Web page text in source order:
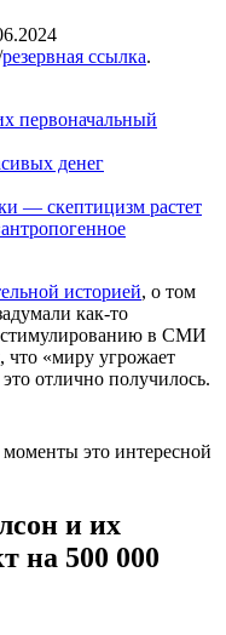
резервная ссылка.
первоначальный
денег
— скептицизм растет
историей, о том
как-то
в СМИ
что «миру угрожает
отлично получилось.
это интересной
и их
на 500 000